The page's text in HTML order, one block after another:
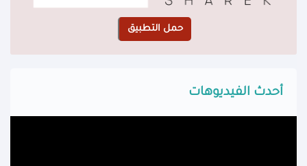
أحدث الفيديوهات